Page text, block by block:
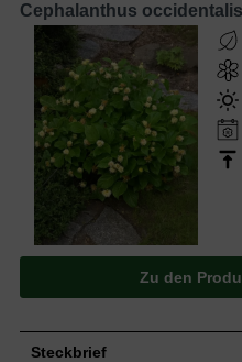
Cephalanthus occidentalis
Zu den
Steckbrief